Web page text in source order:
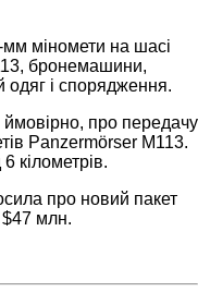
мм міномети на шасі
бронемашини,
і спорядження.
про передачу
Panzermörser M113.
кілометрів.
про новий пакет
$47 млн.